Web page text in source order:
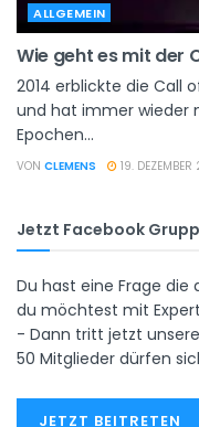
ALLGEMEIN
Wie geht es mit der
2014 erblickte die Call
und hat immer wieder
Epochen...
VON CLEMENS 19.
Jetzt Facebook
Du hast eine Frage
du möchtest mit
- Dann tritt jetzt
50 Mitglieder dürfen
JETZT BEITRETEN